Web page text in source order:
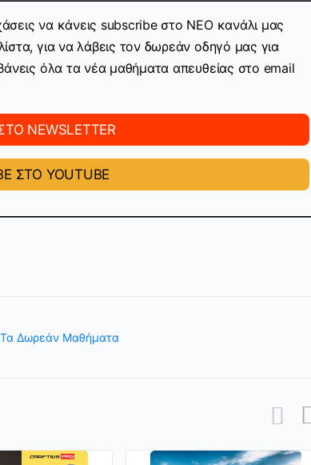
να κάνεις subscribe στo ΝΕΟ κανάλι μας
για να λάβεις τον δωρεάν οδηγό μας για
όλα τα νέα μαθήματα απευθείας στο email
NEWSLETTER
ΣΤΟ YOUTUBE
Δωρεάν Μαθήματα